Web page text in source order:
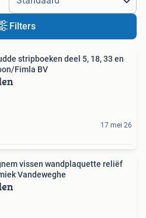
Filters
stripboeken deel 5, 18, 33 en
Fimla BV
17 mei 26
vissen wandplaquette reliëf
Vandeweghe